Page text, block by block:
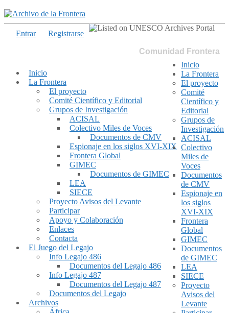
Comunidad Frontera
Inicio
La Frontera
El proyecto
Comité Científico y Editorial
Grupos de Investigación
ACISAL
Colectivo Miles de Voces
Documentos de CMV
Espionaje en los siglos XVI-XIX
Frontera Global
GIMEC
Documentos de GIMEC
LEA
SIECE
Proyecto Avisos del Levante
Participar
Apoyo y Colaboración
Enlaces
Contacta
El Juego del Legajo
Info Legajo 486
Documentos del Legajo 486
Info Legajo 487
Documentos del Legajo 487
Documentos del Legajo
Archivos
Entrar Registrarse
Inicio
La Frontera
El proyecto
Comité
Científico y
Editorial
Grupos de
Investigación
ACISAL
Colectivo
Miles de
Voces
Documentos
de CMV
Espionaje en
los siglos
XVI-XIX
Frontera
Global
GIMEC
Documentos
de GIMEC
LEA
SIECE
Proyecto
Avisos del
Levante